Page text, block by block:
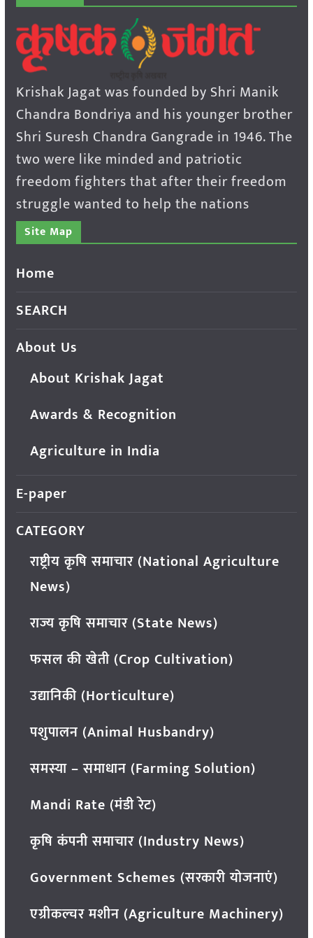
Krishak Jagat was founded by Shri Manik
Chandra Bondriya and his younger brother
Shri Suresh Chandra Gangrade in 1946. The
two were like minded and patriotic
freedom fighters that after their freedom
struggle wanted to help the nations
Site Map
Home
SEARCH
About Us
About Krishak Jagat
Awards & Recognition
Agriculture in India
E-paper
CATEGORY
राष्ट्रीय कृषि समाचार (National Agriculture
News)
राज्य कृषि समाचार (State News)
फसल की खेती (Crop Cultivation)
उद्यानिकी (Horticulture)
पशुपालन (Animal Husbandry)
समस्या – समाधान (Farming Solution)
Mandi Rate (मंडी रेट)
कृषि कंपनी समाचार (Industry News)
Government Schemes (सरकारी योजनाएं)
एग्रीकल्चर मशीन (Agriculture Machinery)